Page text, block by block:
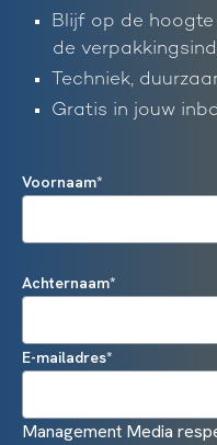
Blijf op de
de
Techniek,
Gratis in jouw
Voornaam*
Achternaam*
E-mailadres*
Management Media